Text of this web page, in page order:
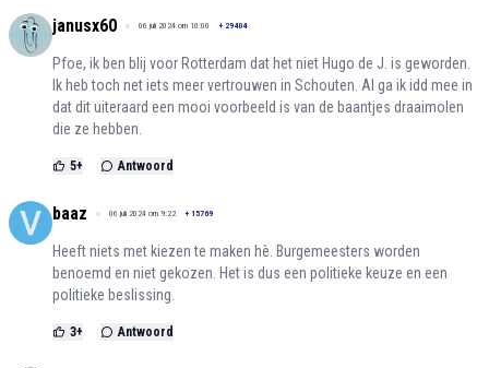
janusx60 06 juli 2024 om 10:00 + 29404
Pfoe, ik ben blij voor Rotterdam dat het niet Hugo de J. is geworden.
Ik heb toch net iets meer vertrouwen in Schouten. Al ga ik idd mee in
dat dit uiteraard een mooi voorbeeld is van de baantjes draaimolen
die ze hebben.
5+ Antwoord
baaz 06 juli 2024 om 9:22 + 15769
Heeft niets met kiezen te maken hè. Burgemeesters worden
benoemd en niet gekozen. Het is dus een politieke keuze en een
politieke beslissing.
3+ Antwoord